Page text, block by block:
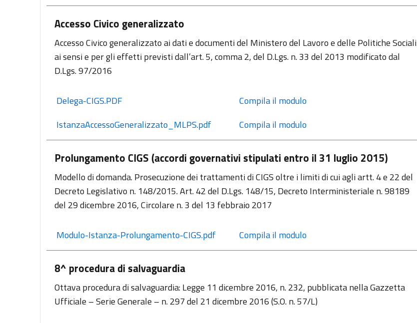
Accesso Civico generalizzato
Accesso Civico generalizzato ai dati e documenti del Ministero del Lavoro e delle Politiche Sociali
ai sensi e per gli effetti previsti dall’art. 5, comma 2, del D.Lgs. n. 33 del 2013 modificato dal
D.Lgs. 97/2016
Delega-CIGS.PDF
Compila il modulo
IstanzaAccessoGeneralizzato_MLPS.pdf
Compila il modulo
Prolungamento CIGS (accordi governativi stipulati entro il 31 luglio 2015)
Modello di domanda. Prosecuzione dei trattamenti di CIGS oltre i limiti di cui agli artt. 4 e 22 del
Decreto Legislativo n. 148/2015. Art. 42 del D.Lgs. 148/15, Decreto Interministeriale n. 98189
del 29 dicembre 2016, Circolare n. 3 del 13 febbraio 2017
Modulo-Istanza-Prolungamento-CIGS.pdf Compila il modulo
8^ procedura di salvaguardia
Ottava procedura di salvaguardia: Legge 11 dicembre 2016, n. 232, pubblicata nella Gazzetta
Ufficiale – Serie Generale – n. 297 del 21 dicembre 2016 (S.O. n. 57/L)